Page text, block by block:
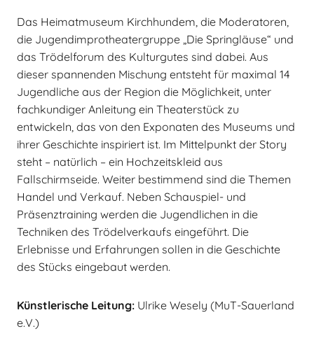
Das Heimatmuseum Kirchhundem, die Moderatoren,
die Jugendimprotheatergruppe „Die Springläuse“ und
das Trödelforum des Kulturgutes sind dabei. Aus
dieser spannenden Mischung entsteht für maximal 14
Jugendliche aus der Region die Möglichkeit, unter
fachkundiger Anleitung ein Theaterstück zu
entwickeln, das von den Exponaten des Museums und
ihrer Geschichte inspiriert ist. Im Mittelpunkt der Story
steht – natürlich – ein Hochzeitskleid aus
Fallschirmseide. Weiter bestimmend sind die Themen
Handel und Verkauf. Neben Schauspiel- und
Präsenztraining werden die Jugendlichen in die
Techniken des Trödelverkaufs eingeführt. Die
Erlebnisse und Erfahrungen sollen in die Geschichte
des Stücks eingebaut werden.
Künstlerische Leitung: Ulrike Wesely (MuT-Sauerland
e.V.)